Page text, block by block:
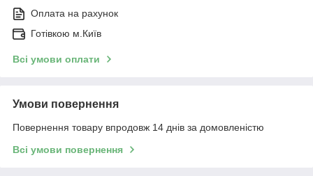
Оплата на рахунок
Готівкою м.Київ
Всі умови оплати
Умови повернення
Повернення товару впродовж 14 днів за домовленістю
Всі умови повернення